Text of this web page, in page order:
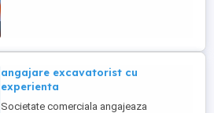
angajare excavatorist cu
experienta
Societate comerciala angajeaza